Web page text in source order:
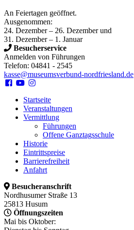
An Feiertagen geöffnet.
Ausgenommen:
24. Dezember – 26. Dezember und
31. Dezember – 1. Januar
Besucherservice
Anmelden von Führungen
Telefon: 04841 - 2545
kasse@museumsverbund-nordfriesland.de
Startseite
Veranstaltungen
Vermittlung
Führungen
Offene Ganztagsschule
Historie
Eintrittspreise
Barrierefreiheit
Anfahrt
Besucheranschrift
Nordhusumer Straße 13
25813 Husum
Öffnungszeiten
Mai bis Oktober: